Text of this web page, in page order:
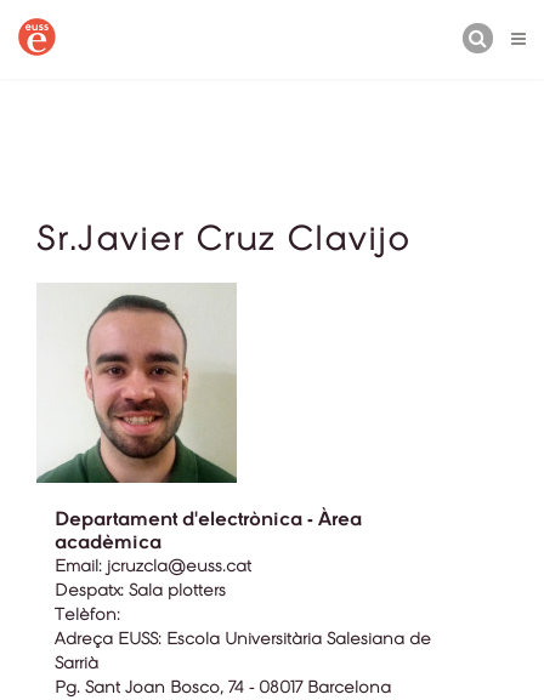
Sr.Javier Cruz Clavijo
Departament d'electrònica - Àrea
acadèmica
Email: jcruzcla@euss.cat
Despatx: Sala plotters
Telèfon:
Adreça EUSS: Escola Universitària Salesiana de
Sarrià
Pg. Sant Joan Bosco, 74 - 08017 Barcelona